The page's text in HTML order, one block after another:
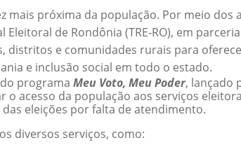
mais próxima da população. Por meio dos
de Rondônia (TRE-RO), em
distritos e comunidades rurais para
e inclusão social em todo o estado.
programa Meu Voto, Meu Poder, lançado
o acesso da população aos serviços
eleições por falta de atendimento.
diversos serviços, como: